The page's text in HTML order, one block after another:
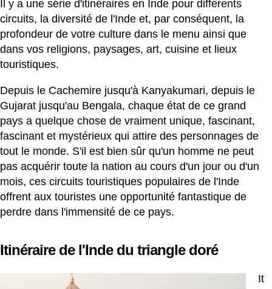
Il y a une série d'itinéraires en Inde pour différents
circuits, la diversité de l'Inde et, par conséquent, la
profondeur de votre culture dans le menu ainsi que
dans vos religions, paysages, art, cuisine et lieux
touristiques.
Depuis le Cachemire jusqu'à Kanyakumari, depuis le
Gujarat jusqu'au Bengala, chaque état de ce grand
pays a quelque chose de vraiment unique, fascinant,
fascinant et mystérieux qui attire des personnages de
tout le monde. S'il est bien sûr qu'un homme ne peut
pas acquérir toute la nation au cours d'un jour ou d'un
mois, ces circuits touristiques populaires de l'Inde
offrent aux touristes une opportunité fantastique de
perdre dans l'immensité de ce pays.
Itinéraire de l'Inde du triangle doré
It